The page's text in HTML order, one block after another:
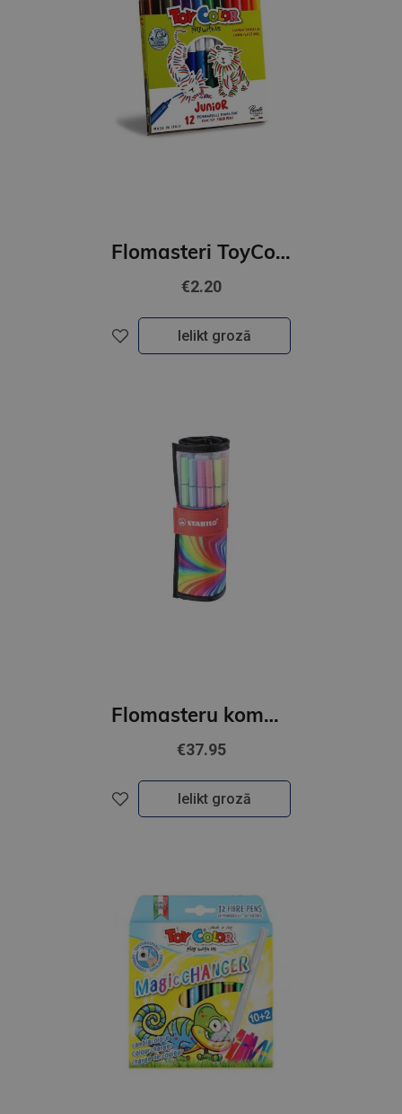
Flomasteri ToyColor 12 krāsu superwashable Junior
€2.20
Ielikt grozā
Flomasteru komplekts ar penāli STABILO Pen 68 ARTY 25 krāsas
€37.95
Ielikt grozā